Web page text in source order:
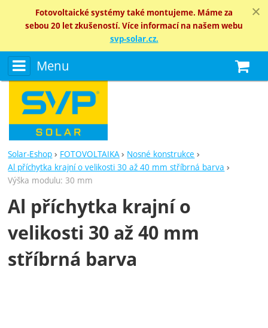
Fotovoltaické systémy také montujeme. Máme za
sebou 20 let zkušeností. Více informací na našem webu
svp-solar.cz.
Menu
Solar-Eshop FOTOVOLTAIKA
Nosné konstrukce
Al příchytka krajní o velikosti 30 až 40 mm stříbrná barva
Výška modulu: 30 mm
Al příchytka krajní o
velikosti 30 až 40 mm
stříbrná barva